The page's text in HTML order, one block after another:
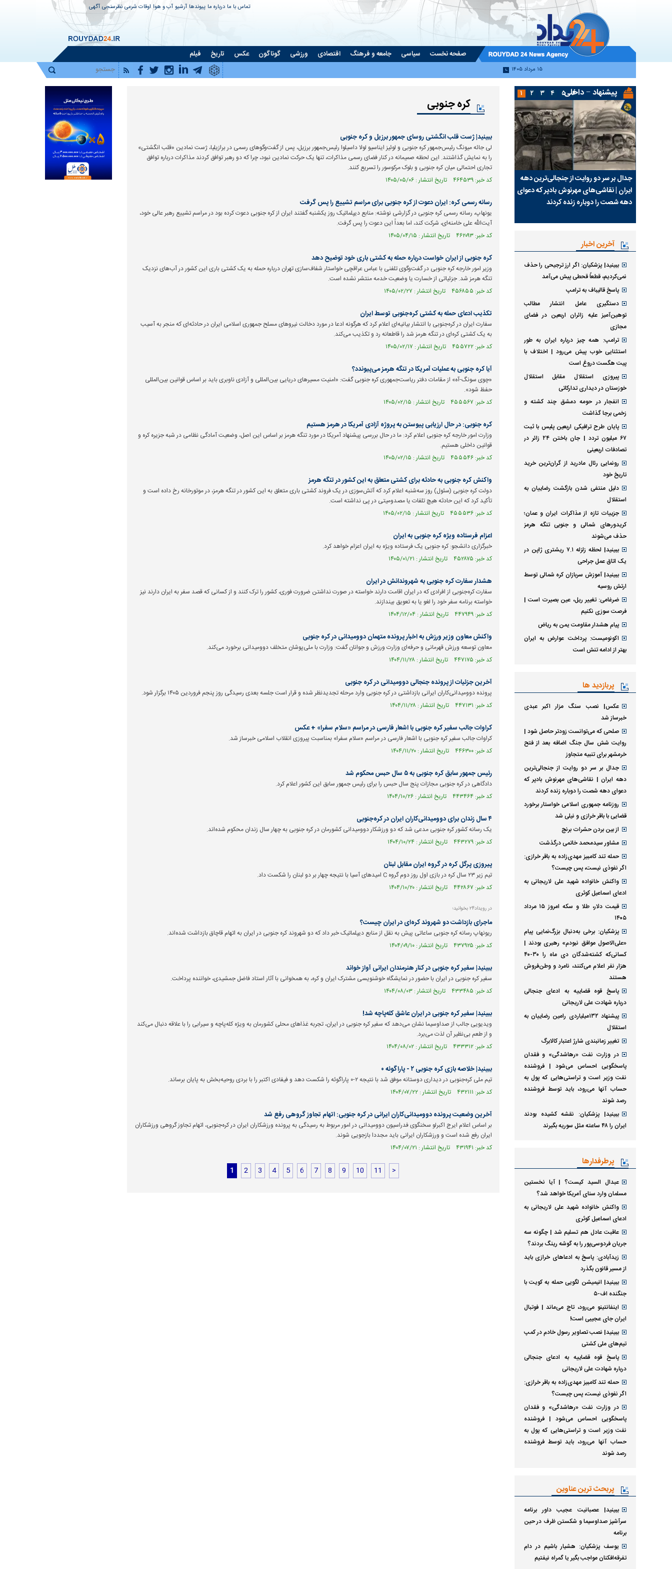
تماس با ما درباره ما پیوندها آرشیو آب و هوا اوقات شرعی نظرسنجی آگهی
صفحه نخست سیاسی جامعه و فرهنگ اقتصادی ورزشی گوناگون عکس تاریخ فیلم
۱۵ مرداد ۱۴۰۵
کره جنوبی
ببینید| ژست قلب انگشتی روسای جمهور برزیل و کره جنوبی
لی جائه میونگ رئیس‌جمهور کره جنوبی و لوئیز ایناسیو لولا داسیلوا رئیس‌جمهور برزیل، پس از گفت‌وگوهای رسمی در برازیلیا، ژست نمادین «قلب انگشتی»
را به نمایش گذاشتند. این لحظه صمیمانه در کنار فضای رسمی مذاکرات، تنها یک حرکت نمادین نبود، چرا که دو رهبر توافق کردند مذاکرات درباره توافق
تجاری احتمالی میان کره جنوبی و بلوک مرکوسور را تسریع کنند.
کد خبر: ۴۶۴۵۳۹ تاریخ انتشار : ۱۴۰۵/۰۵/۰۶
رسانه رسمی کره: ایران دعوت از کره جنوبی برای مراسم تشییع را پس گرفت
یونهاپ، رسانه رسمی کره جنوبی در گزارشی نوشته: منابع دیپلماتیک روز یکشنبه گفتند ایران از کره جنوبی دعوت کرده بود در مراسم تشییع رهبر عالی خود،
آیت‌الله علی خامنه‌ای، شرکت کند، اما بعداً این دعوت را پس گرفت.
کد خبر: ۴۶۲۰۹۳ تاریخ انتشار : ۱۴۰۵/۰۴/۱۵
کره جنوبی از ایران خواست درباره حمله به کشتی باری خود توضیح دهد
وزیر امور خارجه کره جنوبی در گفت‌وگوی تلفنی با عباس عراقچی خواستار شفاف‌سازی تهران درباره حمله به یک کشتی باری این کشور در آب‌های نزدیک
تنگه هرمز شد. جزئیاتی از خسارت یا وضعیت خدمه منتشر نشده است.
کد خبر: ۴۵۶۸۵۵ تاریخ انتشار : ۱۴۰۵/۰۲/۲۷
تکذیب ادعای حمله به کشتی کره‌جنوبی توسط ایران
سفارت ایران در کره‌جنوبی با انتشار بیانیه‌ای اعلام کرد که هرگونه ادعا در مورد دخالت نیرو‌های مسلح جمهوری اسلامی ایران در حادثه‌ای که منجر به آسیب
به یک کشتی کره‌ای در تنگه هرمز شد را قاطعانه رد و تکذیب می‌کند.
کد خبر: ۴۵۵۷۲۲ تاریخ انتشار : ۱۴۰۵/۰۲/۱۷
آیا کره جنوبی به عملیات آمریکا در تنگه هرمز می‌پیوندد؟
«چوی سونگ-آه» از مقامات دفتر ریاست‌جمهوری کره جنوبی گفت: «امنیت مسیرهای دریایی بین‌المللی و آزادی ناوبری باید بر اساس قوانین بین‌المللی
حفظ شود».
کد خبر: ۴۵۵۵۶۷ تاریخ انتشار : ۱۴۰۵/۰۲/۱۵
کره جنوبی: در حال ارزیابی پیوستن به پروژه آزادی آمریکا در هرمز هستیم
وزارت امور خارجه کره جنوبی اعلام کرد: ما در حال بررسی پیشنهاد آمریکا در مورد تنگه هرمز بر اساس این اصل، وضعیت آمادگی نظامی در شبه جزیره کره و
قوانین داخلی هستیم.
کد خبر: ۴۵۵۵۴۶ تاریخ انتشار : ۱۴۰۵/۰۲/۱۵
واکنش کره جنوبی به حادثه برای کشتی متعلق به این کشور در تنگه هرمز
دولت کره جنوبی (سئول) روز سه‌شنبه اعلام کرد که آتش‌سوزی در یک فروند کشتی باری متعلق به این کشور در تنگه هرمز، در موتورخانه رخ داده است و
تأکید کرد که این حادثه هیچ تلفات یا مصدومیتی در پی نداشته است.
کد خبر: ۴۵۵۵۳۶ تاریخ انتشار : ۱۴۰۵/۰۲/۱۵
اعزام فرستاده ویژه کره جنوبی به ایران
خبرگزاری دانشجو: کره جنوبی یک فرستاده ویژه به ایران اعزام خواهد کرد.
کد خبر: ۴۵۲۸۷۵ تاریخ انتشار : ۱۴۰۵/۰۱/۲۱
هشدار سفارت کره جنوبی به شهروندانش در ایران
سفارت کره‌جنوبی از افرادی که در ایران اقامت دارند خواسته در صورت نداشتن ضرورت فوری، کشور را ترک کنند و از کسانی که قصد سفر به ایران دارند نیز
خواسته برنامه سفر خود را لغو یا به تعویق بیندازند.
کد خبر: ۴۴۷۹۴۹ تاریخ انتشار : ۱۴۰۴/۱۲/۰۴
واکنش معاون وزیر ورزش به اخبار پرونده متهمان دوومیدانی در کره جنوبی
معاون توسعه ورزش قهرمانی و حرفه‌ای وزارت ورزش و جوانان گفت: وزارت با ملی‌پوشان متخلف دوومیدانی برخورد می‌کند.
کد خبر: ۴۴۷۱۷۵ تاریخ انتشار : ۱۴۰۴/۱۱/۲۸
آخرین جزئیات از پرونده جنجالی دوومیدانی در کره جنوبی
پرونده دوومیدانی‌کاران ایرانی بازداشتی در کره جنوبی وارد مرحله تجدیدنظر شده و قرار است جلسه بعدی رسیدگی روز پنجم فروردین ۱۴۰۵ برگزار شود.
کد خبر: ۴۴۷۱۳۱ تاریخ انتشار : ۱۴۰۴/۱۱/۲۸
کراوات جالب سفیر کره جنوبی با اشعار فارسی در مراسم «سلام سفرا» + عکس
کراوات جالب سفیر کره جنوبی با اشعار فارسی در مراسم «سلام سفرا» بمناسبت پیروزی انقلاب اسلامی خبرساز شد.
کد خبر: ۴۴۶۳۰۰ تاریخ انتشار : ۱۴۰۴/۱۱/۲۰
رئیس جمهور سابق کره جنوبی به ۵ سال حبس محکوم شد
دادگاهی در کره جنوبی مجازات پنج سال حبس را برای رئیس جمهور سابق این کشور اعلام کرد.
کد خبر: ۴۴۳۴۶۴ تاریخ انتشار : ۱۴۰۴/۱۰/۲۶
۴ سال زندان برای دوومیدانی‌کاران ایران در کره‌جنوبی
یک رسانه کشور کره جنوبی مدعی شد که دو ورزشکار دوومیدانی کشورمان در کره جنوبی به چهار سال زندان محکوم شده‌اند.
کد خبر: ۴۴۳۲۷۹ تاریخ انتشار : ۱۴۰۴/۱۰/۲۴
پیروزی پرگل کره در گروه ایران مقابل لبنان
تیم زیر ۲۳ سال کره در بازی اول روز دوم گروه C امید‌های آسیا با نتیجه چهار بر دو لبنان را شکست داد.
کد خبر: ۴۴۲۸۶۷ تاریخ انتشار : ۱۴۰۴/۱۰/۲۰
در رویداد۲۴ بخوانید؛
ماجرای بازداشت دو شهروند کره‌ای در ایران چیست؟
ریونهاپ رسانه کره جنوبی ساعاتی پیش به نقل از منابع دیپلماتیک خبر داد که دو شهروند کره جنوبی در ایران به اتهام قاچاق بازداشت شده‌اند.
کد خبر: ۴۳۷۹۲۵ تاریخ انتشار : ۱۴۰۴/۰۹/۱۰
ببینید| سفیر کره جنوبی در کنار هنرمندان ایرانی آواز خواند
سفیر کره جنوبی در ایران با حضور در نمایشگاه خوشنویسی مشترک ایران و کره، به همخوانی با آثار استاد فاضل جمشیدی، خواننده پرداخت.
کد خبر: ۴۳۳۴۸۵ تاریخ انتشار : ۱۴۰۴/۰۸/۰۳
ببینید| سفیر کره جنوبی در ایران عاشق کله‌پاچه شد!
ویدیویی جالب از صداوسیما نشان می‌دهد که سفیر کره جنوبی در ایران، تجربه غذا‌های محلی کشورمان به ویژه کله‌پاچه و سیرابی را با علاقه دنبال می‌کند
و از طعم بی‌نظیر آن لذت می‌برد.
کد خبر: ۴۳۳۳۱۲ تاریخ انتشار : ۱۴۰۴/۰۸/۰۲
ببینید| خلاصه بازی کره جنوبی ۲ - پاراگوئه ۰
تیم ملی کره‌جنوبی در دیداری دوستانه موفق شد با نتیجه ۲-۰ پاراگوئه را شکست دهد و فیفادی اکتبر را با بردی روحیه‌بخش به پایان برساند.
کد خبر: ۴۳۲۱۱۱ تاریخ انتشار : ۱۴۰۴/۰۷/۲۲
آخرین وضعیت پرونده دوومیدانی‌کاران ایرانی در کره جنوبی: اتهام تجاوز گروهی رفع شد
بر اساس اعلام ایرج اکبرلو سخنگوی فدراسیون دوومیدانی در امور مربوط به رسیدگی به پرونده ورزشکاران ایران در کره‌جنوبی، اتهام تجاوز گروهی ورزشکاران
ایران رفع شده است و ورزشکاران ایرانی باید مجددا بازجویی شوند.
کد خبر: ۴۳۱۹۴۱ تاریخ انتشار : ۱۴۰۴/۰۷/۲۱
1 2 3 4 5 6 7 8 9 10 11 >
پیشنهاد − داخلی
جدال بر سر دو روایت از جنجالی‌ترین دهه
ایران | نقاشی‌های مهرنوش بادپر که دعوای
دهه شصت را دوباره زنده کردند
سینما دیگر جامعه را روایت نمی‌کند | چرا
گرفت؟
نفع توافق یا تلاش برای حفظ کرسی
ریاست؟
بازخوانی پرونده یک پدرکشتگی سیاسی |
۱ ۲ ۳ ۴ ۵ ۶
آخرین اخبار
ببینید| پزشکیان: اگر ارز ترجیحی را حذف
نمی‌کردیم، قطعاً قحطی پیش می‌آمد
پاسخ قالیباف به ترامپ
دستگیری عامل انتشار مطالب
توهین‌آمیز علیه زائران اربعین در فضای
مجازی
ترامپ: همه چیز درباره ایران به طور
استثنایی خوب پیش می‌رود | اختلاف با
پیت هگست دروغ است
پیروزی استقلال مقابل استقلال
خوزستان در دیداری تدارکاتی
انفجار در حومه دمشق چند کشته و
زخمی برجا گذاشت
پایان طرح ترافیکی اربعین پلیس با ثبت
۶۷ میلیون تردد | جان باختن ۲۴ زائر در
تصادفات اربعینی
رونمایی رئال مادرید از گران‌ترین خرید
تاریخ خود
دلیل منتفی شدن بازگشت رضاییان به
استقلال
جزییات تازه از مذاکرات ایران و عمان؛
کریدورهای شمالی و جنوبی تنگه هرمز
حذف می‌شوند
ببینید| لحظه زلزله ۷.۱ ریشتری ژاپن در
یک اتاق عمل جراحی
ببینید| آموزش سربازان کره شمالی توسط
ارتش روسیه
ضرغامی: تغییر ریل، عین بصیرت است |
فرصت سوزی نکنیم
پیام هشدار مقاومت یمن به ریاض
اکونومیست: پرداخت عوارض به ایران
بهتر از ادامه تنش است
پربازدید ها
عکس| نصب سنگ مزار اکبر عبدی
خبرساز شد
صلحی که می‌توانست زودتر حاصل شود |
روایت شش سال جنگ اضافه بعد از فتح
خرمشهر برای تنبیه متجاوز
جدال بر سر دو روایت از جنجالی‌ترین
دهه ایران | نقاشی‌های مهرنوش بادپر که
دعوای دهه شصت را دوباره زنده کردند
روزنامه جمهوری اسلامی خواستار برخورد
قضایی با باقر خرازی و نیلی شد
از بین بردن حشرات برنج
مشاور سیدمحمد خاتمی درگذشت
حمله تند کامبیز مهدی‌زاده به باقر خرازی:
اگر نفوذی نیست، پس چیست؟
واکنش خانواده شهید علی لاریجانی به
ادعای اسماعیل کوثری
قیمت دلار، طلا و سکه امروز ۱۵ مرداد
۱۴۰۵
پزشکیان: برخی به‌دنبال بزرگ‌نمایی پیام
«علی‌الاصول موافق نبودم» رهبری بودند |
کسانی‌که کشته‌شدگان دی ماه را ۳۰-۴۰
هزار نفر اعلام می‌کنند، نامرد و وطن‌فروش
هستند
پاسخ قوه قضاییه به ادعای جنجالی
درباره شهادت علی لاریجانی
پیشنهاد ۱۳۲میلیاردی رامین رضاییان به
استقلال
تغییر زمانبندی‌ شارژ اعتبار کالابرگ
در وزارت نفت «رهاشدگی» و فقدان
پاسخگویی احساس می‌شود | فروشنده
نفت وزیر است و تراستی‌هایی که پول به
حساب آنها می‌رود، باید توسط فروشنده
رصد شوند
ببینید| پزشکیان: نقشه کشیده بودند
ایران را ۴۸ ساعته مثل سوریه بگیرند
پرطرفدارها
عبدال السید کیست؟ | آیا نخستین
مسلمان وارد سنای آمریکا خواهد شد؟
واکنش خانواده شهید علی لاریجانی به
ادعای اسماعیل کوثری
عاقبت عادل هم تسلیم شد | چگونه سه
جریان فردوسی‌پور را به گوشه رینگ بردند؟
زیدآبادی: پاسخ به ادعا‌های خرازی باید
از مسیر قانون بگذرد
ببینید| انیمیشن لگویی حمله به کویت با
جنگنده اف-۵
اینفانتینو می‌رود، تاج می‌ماند | فوتبال
ایران جای عجیبی است!
ببینید| نصب تصاویر رسول خادم در کمپ
تیم‌های ملی کشتی
پاسخ قوه قضاییه به ادعای جنجالی
درباره شهادت علی لاریجانی
حمله تند کامبیز مهدی‌زاده به باقر خرازی:
اگر نفوذی نیست، پس چیست؟
در وزارت نفت «رهاشدگی» و فقدان
پاسخگویی احساس می‌شود | فروشنده
نفت وزیر است و تراستی‌هایی که پول به
حساب آنها می‌رود، باید توسط فروشنده
رصد شوند
پربحث ترین عناوین
ببینید| عصبانیت عجیب داور برنامه
سرآشپز صداوسیما و شکستن ظرف در حین
برنامه
یوسف پزشکیان: هشیار باشیم در دام
تفرقه‌افکنان مواجب بگیر یا گمراه نیفتیم